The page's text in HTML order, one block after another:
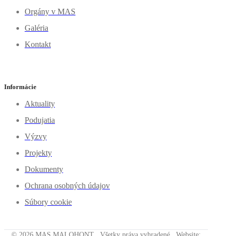
Orgány v MAS
Galéria
Kontakt
Informácie
Aktuality
Podujatia
Výzvy
Projekty
Dokumenty
Ochrana osobných údajov
Súbory cookie